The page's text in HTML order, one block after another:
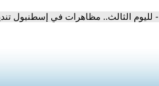
- لليوم الثالث.. مظاهرات في إسطنبول